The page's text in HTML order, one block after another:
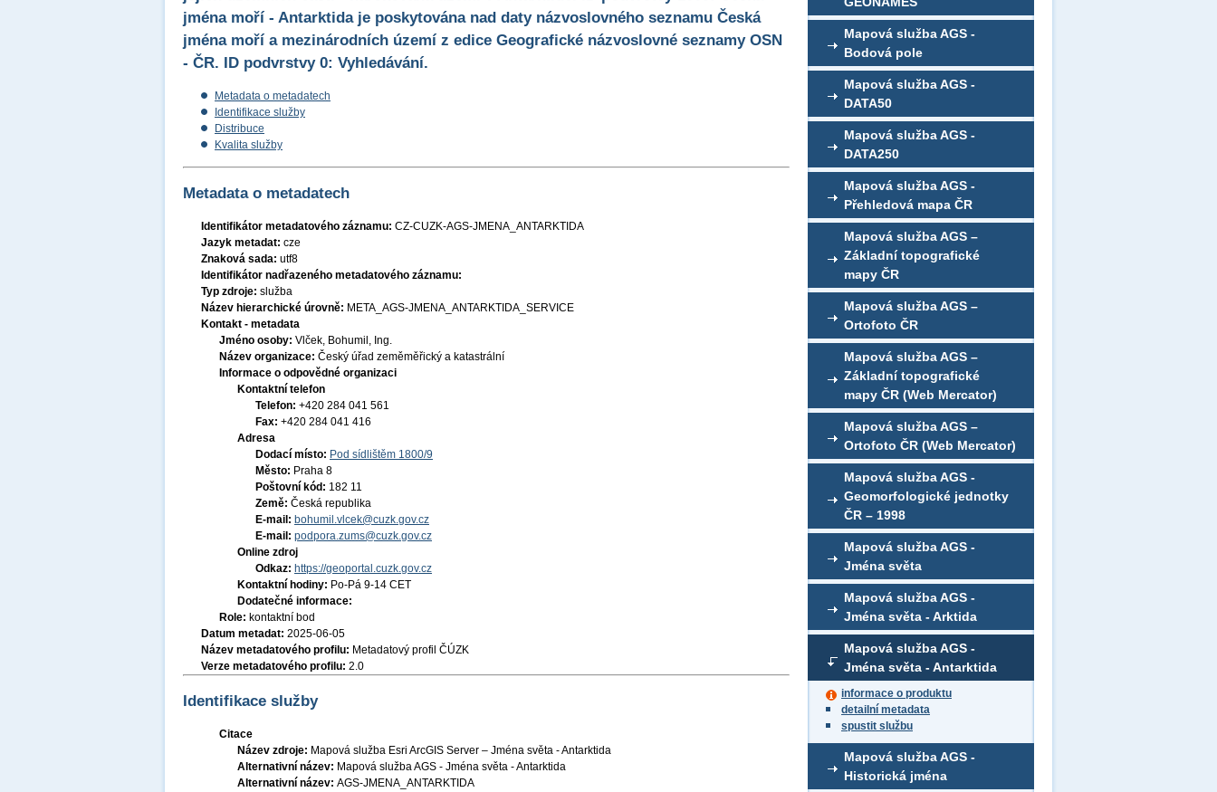
Mapová služba AGS -
Bodová pole
Mapová služba AGS -
DATA50
Mapová služba AGS -
DATA250
Mapová služba AGS -
Přehledová mapa ČR
Mapová služba AGS –
Základní topografické
mapy ČR
Mapová služba AGS –
Ortofoto ČR
Mapová služba AGS –
Základní topografické
mapy ČR (Web Mercator)
Mapová služba AGS –
Ortofoto ČR (Web Mercator)
Mapová služba AGS -
Geomorfologické jednotky
ČR – 1998
Mapová služba AGS -
Jména světa
Mapová služba AGS -
Jména světa - Arktida
Mapová služba AGS -
Jména světa - Antarktida
informace o produktu
detailní metadata
spustit službu
Mapová služba AGS -
Historická jména
jména moří - Antarktida je poskytována nad daty názvoslovného seznamu Česká
jména moří a mezinárodních území z edice Geografické názvoslovné seznamy OSN
- ČR. ID podvrstvy 0: Vyhledávání.
Metadata o metadatech
Identifikace služby
Distribuce
Kvalita služby
Metadata o metadatech
Identifikátor metadatového záznamu: CZ-CUZK-AGS-JMENA_ANTARKTIDA
Jazyk metadat: cze
Znaková sada: utf8
Identifikátor nadřazeného metadatového záznamu:
Typ zdroje: služba
Název hierarchické úrovně: META_AGS-JMENA_ANTARKTIDA_SERVICE
Kontakt - metadata
Jméno osoby: Vlček, Bohumil, Ing.
Název organizace: Český úřad zeměměřický a katastrální
Informace o odpovědné organizaci
Kontaktní telefon
Telefon: +420 284 041 561
Fax: +420 284 041 416
Adresa
Dodací místo: Pod sídlištěm 1800/9
Město: Praha 8
Poštovní kód: 182 11
Země: Česká republika
E-mail: bohumil.vlcek@cuzk.gov.cz
E-mail: podpora.zums@cuzk.gov.cz
Online zdroj
Odkaz: https://geoportal.cuzk.gov.cz
Kontaktní hodiny: Po-Pá 9-14 CET
Dodatečné informace:
Role: kontaktní bod
Datum metadat: 2025-06-05
Název metadatového profilu: Metadatový profil ČÚZK
Verze metadatového profilu: 2.0
Identifikace služby
Citace
Název zdroje: Mapová služba Esri ArcGIS Server – Jména světa - Antarktida
Alternativní název: Mapová služba AGS - Jména světa - Antarktida
Alternativní název: AGS-JMENA_ANTARKTIDA